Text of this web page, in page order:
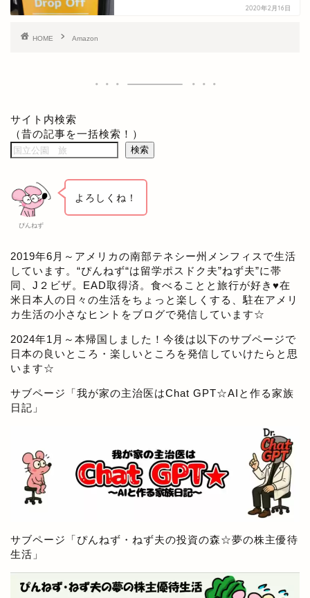
2020年2月16日
HOME Amazon
サイト内検索
（昔の記事を一括検索！）
検索
ぴんねず
よろしくね！
2019年6月～アメリカの南部テネシー州メンフィスで生活
しています。“ぴんねず“は留学ポスドク夫”ねず夫”に帯
同、J２ビザ。EAD取得済。食べることと旅行が好き♥在
米日本人の日々の生活をちょっと楽しくする、駐在アメリ
カ生活の小さなヒントをブログで発信しています☆
2024年1月～本帰国しました！今後は以下のサブページで
日本の良いところ・楽しいところを発信していけたらと思
います☆
サブページ「我が家の主治医はChat GPT☆AIと作る家族
日記 」
サブページ「ぴんねず・ねず夫の投資の森☆夢の株主優待
生活 」